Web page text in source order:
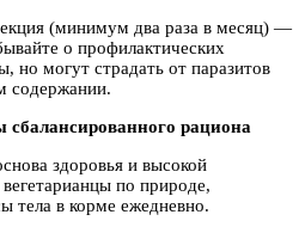
(минимум два раза в месяц) —
о профилактических
но могут страдать от паразитов
содержании.
рациона
здоровья и высокой
по природе,
тела в корме ежедневно.